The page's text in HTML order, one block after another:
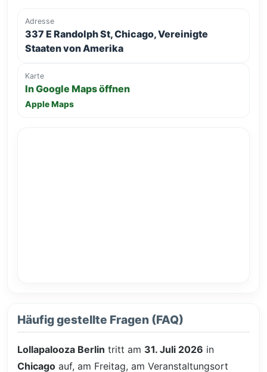
Adresse
337 E Randolph St, Chicago, Vereinigte
Staaten von Amerika
Karte
In Google Maps öffnen
Apple Maps
Häufig gestellte Fragen (FAQ)
Lollapalooza Berlin tritt am 31. Juli 2026 in
Chicago auf, am Freitag, am Veranstaltungsort